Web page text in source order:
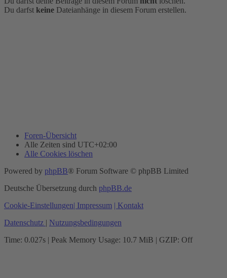
Du darfst keine Dateianhänge in diesem Forum erstellen.
Foren-Übersicht
Alle Zeiten sind UTC+02:00
Alle Cookies löschen
Powered by phpBB® Forum Software © phpBB Limited
Deutsche Übersetzung durch phpBB.de
Cookie-Einstellungen| Impressum | Kontakt
Datenschutz | Nutzungsbedingungen
Time: 0.027s | Peak Memory Usage: 10.7 MiB | GZIP: Off